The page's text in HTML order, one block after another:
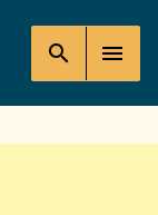
search menu